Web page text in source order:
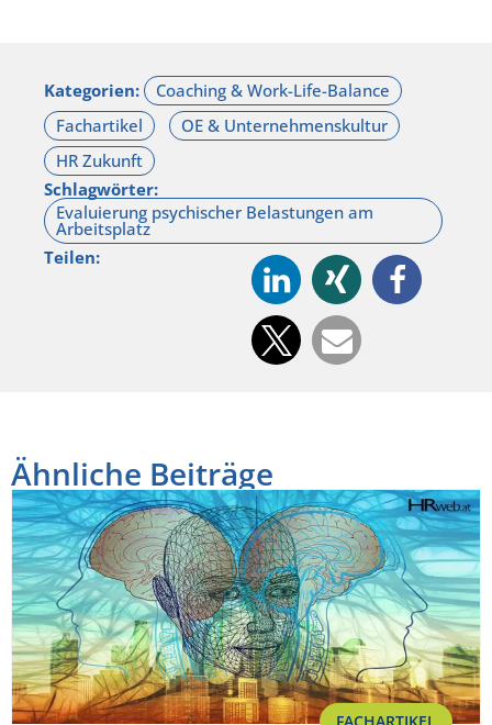
Kategorien:
Schlagwörter:
Teilen:
Ähnliche Beiträge